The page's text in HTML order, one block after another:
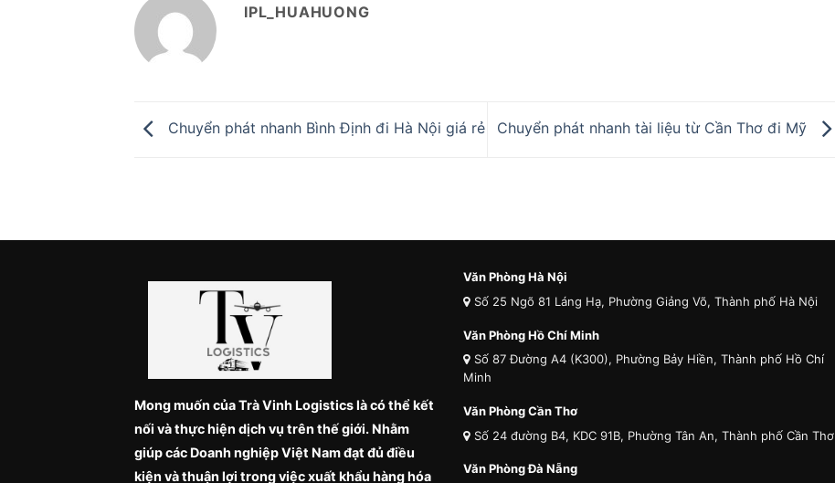
IPL_HUAHUONG
Chuyển phát nhanh Bình Định đi Hà Nội giá rẻ Chuyển phát nhanh tài liệu từ Cần Thơ đi Mỹ
Mong muốn của Trà Vinh Logistics là có thể kết
nối và thực hiện dịch vụ trên thế giới. Nhằm
giúp các Doanh nghiệp Việt Nam đạt đủ điều
kiện và thuận lợi trong việc xuất khẩu hàng hóa
Văn Phòng Hà Nội
Số 25 Ngõ 81 Láng Hạ, Phường Giảng Võ, Thành phố Hà Nội
Văn Phòng Hồ Chí Minh
Số 87 Đường A4 (K300), Phường Bảy Hiền, Thành phố Hồ Chí
Minh
Văn Phòng Cần Thơ
Số 24 đường B4, KDC 91B, Phường Tân An, Thành phố Cần Thơ
Văn Phòng Đà Nẵng